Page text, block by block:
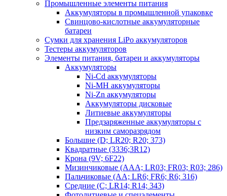
Промышленные элементы питания
Аккумуляторы в промышленной упаковке
Свинцово-кислотные аккумуляторные
батареи
Сумки для хранения LiPo аккумуляторов
Тестеры аккумуляторов
Элементы питания, батареи и аккумуляторы
Аккумуляторы
Ni-Cd аккумуляторы
Ni-MH аккумуляторы
Ni-Zn аккумуляторы
Аккумуляторы дисковые
Литиевые аккумуляторы
Предзаряженные аккумуляторы с
низким саморазрядом
Большие (D; LR20; R20; 373)
Квадратные (3336;3R12)
Крона (9V; 6F22)
Мизинчиковые (AAA; LR03; FR03; R03; 286)
Пальчиковые (AA; LR6; FR6; R6; 316)
Средние (C; LR14; R14; 343)